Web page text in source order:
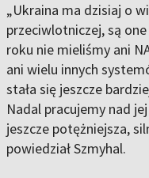
„Ukraina ma dzisiaj o
przeciwlotniczej, są
roku nie mieliśmy ani
ani wielu innych
stała się jeszcze
Nadal pracujemy nad
jeszcze potężniejsza,
powiedział Szmyhal.